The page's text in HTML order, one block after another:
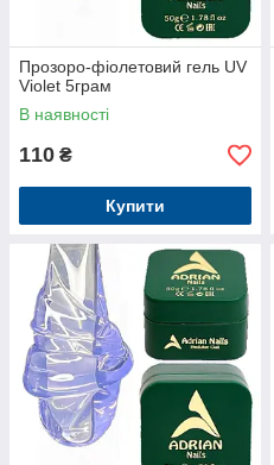
Прозоро-фіолетовий гель UV
Violet 5грам
В наявності
110 ₴
Купити